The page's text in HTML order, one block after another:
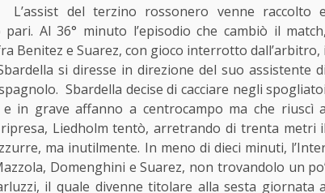
L’assist del terzino rossonero venne raccolto e
Al 36° minuto l’episodio che cambiò il match,
Benitez e Suarez, con gioco interrotto dall’arbitro, i
si diresse in direzione del suo assistente di
Sbardella decise di cacciare negli spogliatoi
in grave affanno a centrocampo ma che riuscì a
Liedholm tentò, arretrando di trenta metri il
ma inutilmente. In meno di dieci minuti,
Domenghini e Suarez, non trovandolo un
il quale divenne titolare alla sesta giornata a